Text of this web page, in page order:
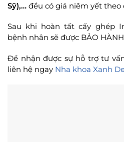
Sỹ),… đều có giá niêm yết
Sau khi hoàn tất cấy ghép
bệnh nhân sẽ được BẢO
Để nhận được sự hỗ trợ tư
liên hệ ngay Nha khoa Xanh